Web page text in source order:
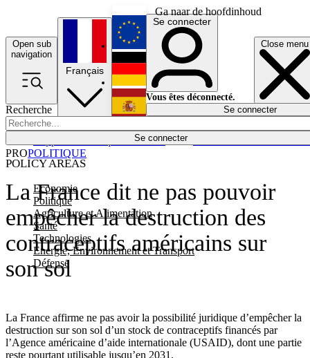
Ga naar de hoofdinhoud
Open sub
navigation
Close menu
Recherche
Se connecter
POLICY AREAS
Economie
Politique
Agriculture et Alimentation
Santé
Technologies
Energie, Environnement et Transport
Défense
Économie
Français
English
Deutsch
Español
Se connecter
Vous êtes déconnecté.
Se connecter
La France dit ne pas pouvoir
empêcher la destruction des
contraceptifs américains sur
son sol
La France affirme ne pas avoir la possibilité juridique d’empêcher la
destruction sur son sol d’un stock de contraceptifs financés par
l’Agence américaine d’aide internationale (USAID), dont une partie
reste pourtant utilisable jusqu’en 2031.
PROPOLITIQUE